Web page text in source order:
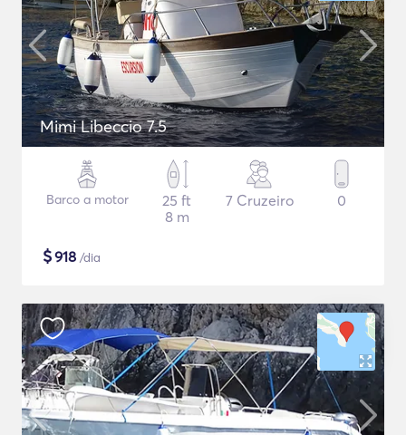
Mimi Libeccio 7.5
Barco a motor
25 ft
8 m
7 Cruzeiro 0
$918 /dia